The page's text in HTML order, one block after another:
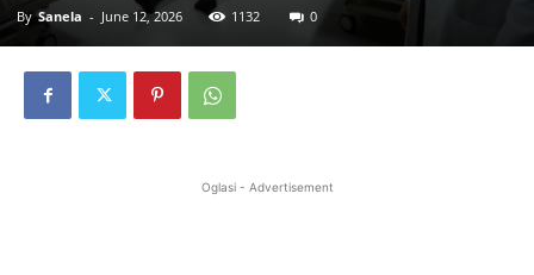
By Sanela - June 12, 2026 1132 0
Oglasi - Advertisement